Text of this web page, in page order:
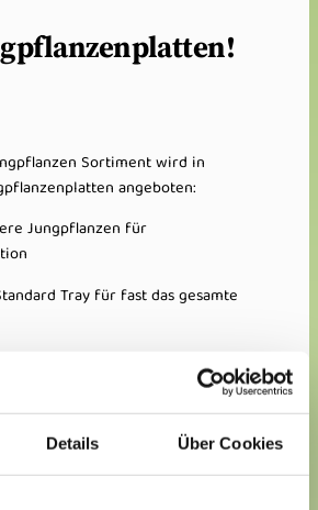
Details Über Cookies
Sortiment wird in
angeboten:
Jungpflanzen für
Tray für fast das gesamte
Jungpflanze für die schnelle
Jungpflanzen